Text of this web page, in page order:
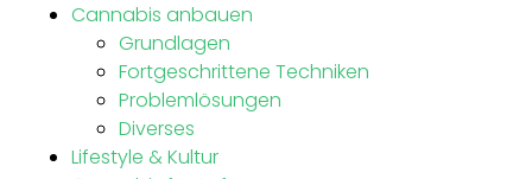
Cannabis anbauen
Grundlagen
Fortgeschrittene Techniken
Problemlösungen
Diverses
Lifestyle & Kultur